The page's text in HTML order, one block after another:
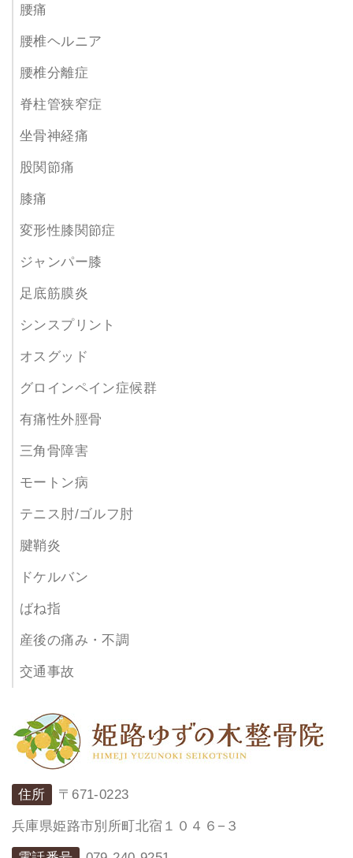
腰痛
腰椎ヘルニア
腰椎分離症
脊柱管狭窄症
坐骨神経痛
股関節痛
膝痛
変形性膝関節症
ジャンパー膝
足底筋膜炎
シンスプリント
オスグッド
グロインペイン症候群
有痛性外脛骨
三角骨障害
モートン病
テニス肘/ゴルフ肘
腱鞘炎
ドケルバン
ばね指
産後の痛み・不調
交通事故
住所 〒671-0223
兵庫県姫路市別所町北宿１０４６−３